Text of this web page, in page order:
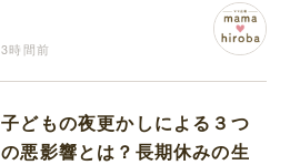
3時間前
子どもの夜更かしによる３つ
の悪影響とは？長期休みの生